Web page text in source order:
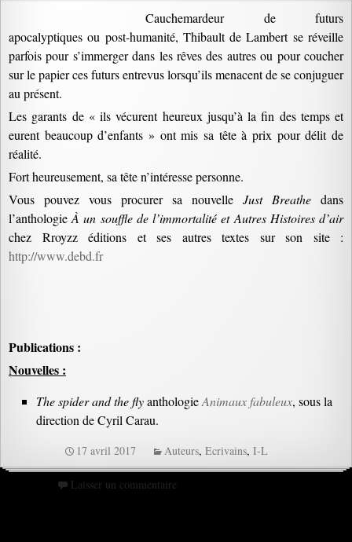
Cauchemardeur de futurs
apocalyptiques ou post-humanité, Thibault de Lambert se réveille
parfois pour s’immerger dans les rêves des autres ou pour coucher
sur le papier ces futurs entrevus lorsqu’ils menacent de se conjuguer
au présent.
Les garants de « ils vécurent heureux jusqu’à la fin des temps et
eurent beaucoup d’enfants » ont mis sa tête à prix pour délit de
réalité.
Fort heureusement, sa tête n’intéresse personne.
Vous pouvez vous procurer sa nouvelle Just Breathe dans
l’anthologieÀ un souffle de l’immortalité et Autres Histoires d’air
chez Rroyzz éditions et ses autres textes sur son site :
http://www.debd.fr
Publications :
Nouvelles :
The spider and the flyanthologieAnimaux fabuleux, sous la
direction de Cyril Carau.
17 avril 2017 Auteurs,Ecrivains,I-L
Laisser un commentaire